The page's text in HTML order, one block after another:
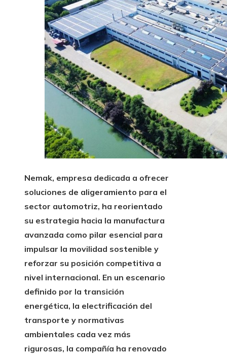
Nemak, empresa dedicada a ofrecer
soluciones de aligeramiento para el
sector automotriz, ha reorientado
su estrategia hacia la manufactura
avanzada como pilar esencial para
impulsar la movilidad sostenible y
reforzar su posición competitiva a
nivel internacional. En un escenario
definido por la transición
energética, la electrificación del
transporte y normativas
ambientales cada vez más
rigurosas, la compañía ha renovado